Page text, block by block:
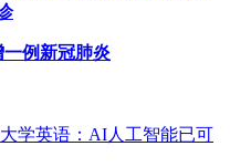
例新冠肺炎